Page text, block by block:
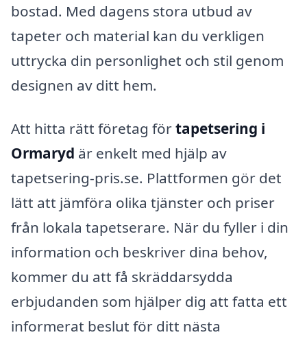
bostad. Med dagens stora utbud av
tapeter och material kan du verkligen
uttrycka din personlighet och stil genom
designen av ditt hem.
Att hitta rätt företag förtapetsering i
Ormaryd är enkelt med hjälp av
tapetsering-pris.se. Plattformen gör det
lätt att jämföra olika tjänster och priser
från lokala tapetserare. När du fyller i din
information och beskriver dina behov,
kommer du att få skräddarsydda
erbjudanden som hjälper dig att fatta ett
informerat beslut för ditt nästa